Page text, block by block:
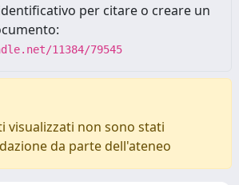
per citare o creare un
11384/79545
visualizzati non sono stati
da parte dell'ateneo